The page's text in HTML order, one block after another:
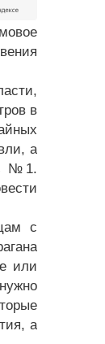
в
а
№1.
с
или
а